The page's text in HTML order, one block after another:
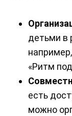
детьми в
«Ритм
есть
можно